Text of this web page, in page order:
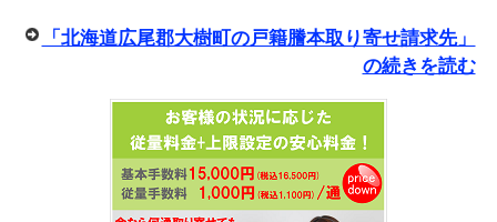
「北海道広尾郡大樹町の戸籍謄本取り寄せ請求先」
の続きを読む